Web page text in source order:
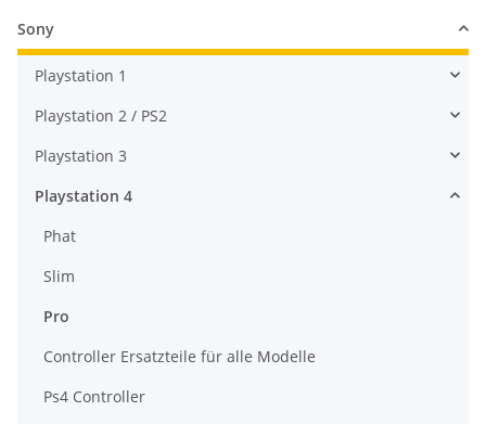
Sony
Playstation 1
Playstation 2 / PS2
Playstation 3
Playstation 4
Phat
Slim
Pro
Controller Ersatzteile für alle Modelle
Ps4 Controller